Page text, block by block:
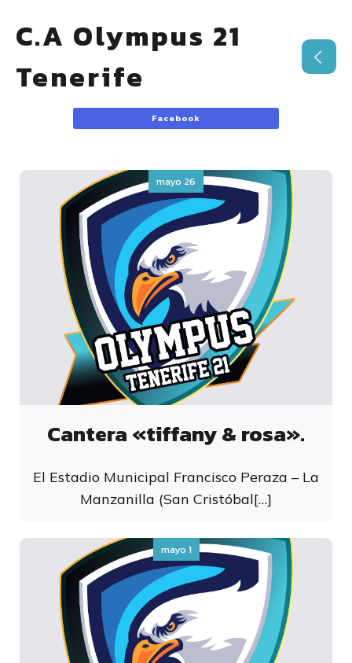
C.A Olympus 21
Tenerife
Facebook
mayo 26
Cantera «tiffany & rosa».
El Estadio Municipal Francisco Peraza – La
Manzanilla (San Cristóbal[…]
mayo 1